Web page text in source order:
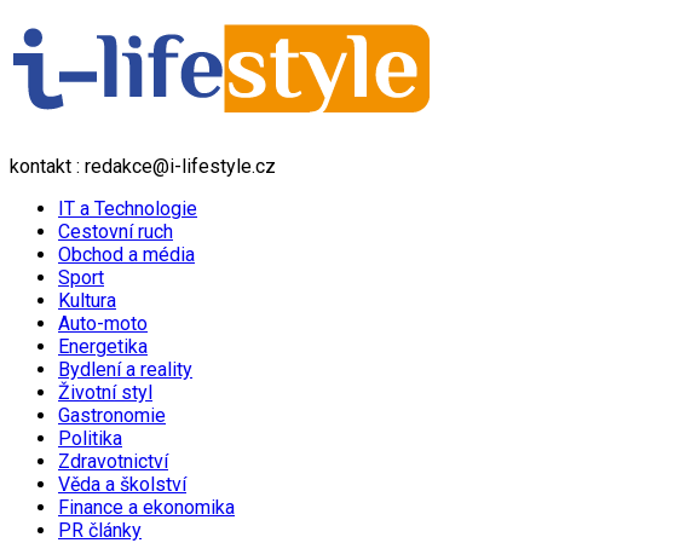
kontakt : redakce@i-lifestyle.cz
IT a Technologie
Cestovní ruch
Obchod a média
Sport
Kultura
Auto-moto
Energetika
Bydlení a reality
Životní styl
Gastronomie
Politika
Zdravotnictví
Věda a školství
Finance a ekonomika
PR články